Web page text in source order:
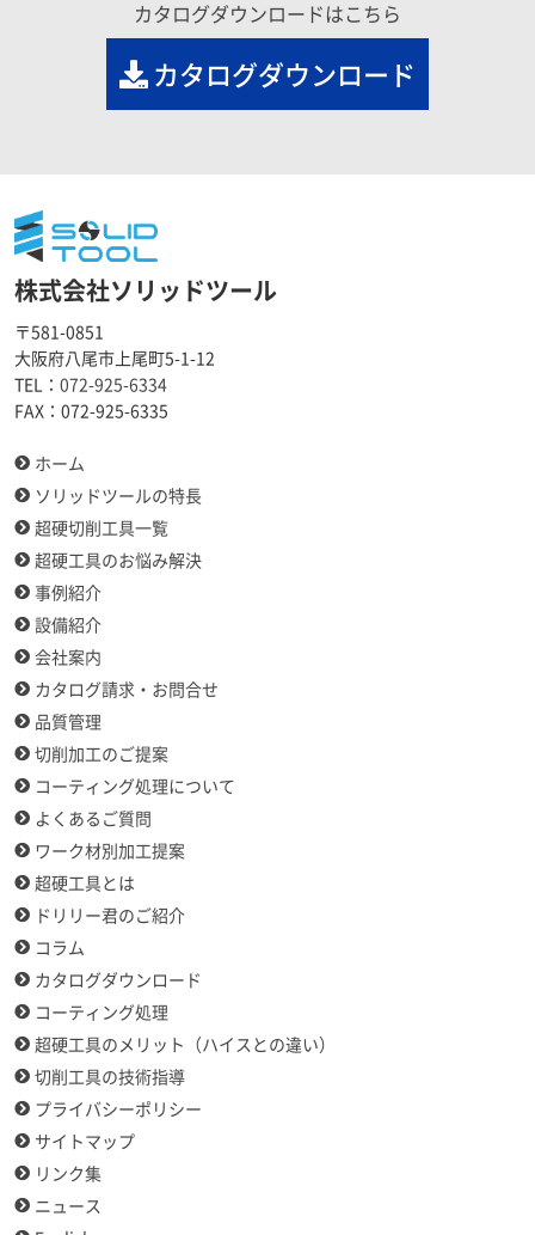
カタログダウンロードはこちら
カタログダウンロード
株式会社ソリッドツール
〒581-0851
大阪府八尾市上尾町5-1-12
TEL： 072-925-6334
FAX： 072-925-6335
ホーム
ソリッドツールの特長
超硬切削工具一覧
超硬工具のお悩み解決
事例紹介
設備紹介
会社案内
カタログ請求・お問合せ
品質管理
切削加工のご提案
コーティング処理について
よくあるご質問
ワーク材別加工提案
超硬工具とは
ドリリー君のご紹介
コラム
カタログダウンロード
コーティング処理
超硬工具のメリット（ハイスとの違い）
切削工具の技術指導
プライバシーポリシー
サイトマップ
リンク集
ニュース